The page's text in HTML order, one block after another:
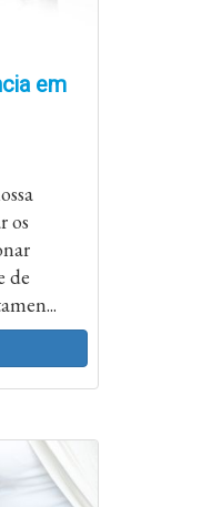
em
os
de